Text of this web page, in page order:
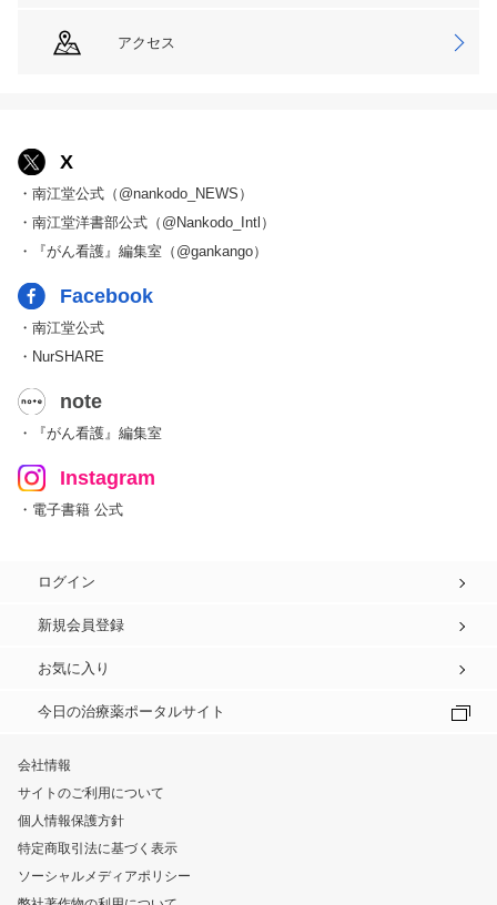
アクセス
X
・南江堂公式（@nankodo_NEWS）
・南江堂洋書部公式（@Nankodo_Intl）
・『がん看護』編集室（@gankango）
Facebook
・南江堂公式
・NurSHARE
note
・『がん看護』編集室
Instagram
・電子書籍 公式
ログイン
新規会員登録
お気に入り
今日の治療薬ポータルサイト
会社情報
サイトのご利用について
個人情報保護方針
特定商取引法に基づく表示
ソーシャルメディアポリシー